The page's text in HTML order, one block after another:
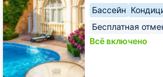
Бассейн
Бесплатная
Всё включено